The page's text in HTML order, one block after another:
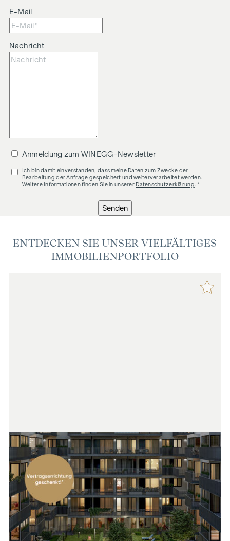
E-Mail
Nachricht
Anmeldung zum WINEGG-Newsletter
Ich bin damit einverstanden, dass meine Daten zum Zwecke der
Bearbeitung der Anfrage gespeichert und weiterverarbeitet werden.
Weitere Informationen finden Sie in unserer Datenschutzerklärung . *
Senden
ENTDECKEN SIE UNSER VIELFÄLTIGES
IMMOBILIENPORTFOLIO